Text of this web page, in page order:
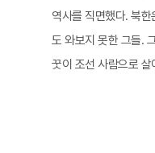
역사를 직면했다. 북
도 와보지 못한 그들.
꿋이 조선 사람으로